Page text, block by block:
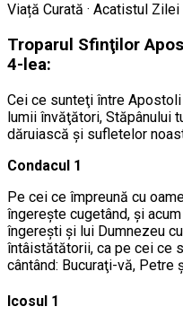
Viață Curată · Acatistul Zilei
Troparul Sfinţilor
4-lea:
Cei ce sunteţi între
lumii învăţători, Stăpânului
dăruiască şi sufletelor
Condacul 1
Pe cei ce împreună cu
îngereşte cugetând, şi
îngereşti şi lui Dumnezeu
întâistătătorii, ca pe cei ce
cântând: Bucuraţi-vă, Petre
Icosul 1